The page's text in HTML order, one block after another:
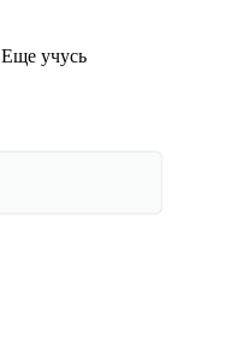
Еще учусь